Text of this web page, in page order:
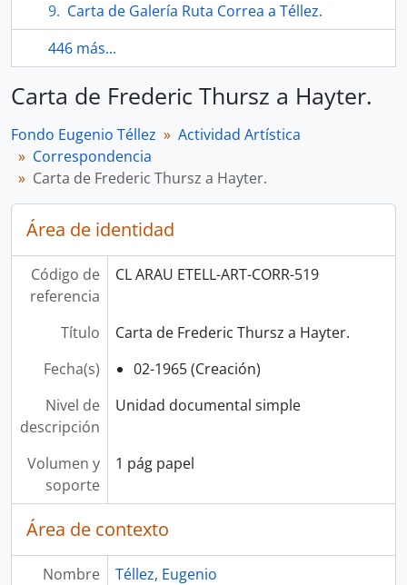
Carta de Galería Ruta Correa a Téllez.
446 más...
Carta de Frederic Thursz a Hayter.
Fondo Eugenio Téllez
Actividad Artística
Correspondencia
Carta de Frederic Thursz a Hayter.
Área de identidad
Código de
referencia
CL ARAU ETELL-ART-CORR-519
Título
Carta de Frederic Thursz a Hayter.
Fecha(s)
02-1965 (Creación)
Nivel de
descripción
Unidad documental simple
Volumen y
soporte
1 pág papel
Área de contexto
Nombre
Téllez, Eugenio